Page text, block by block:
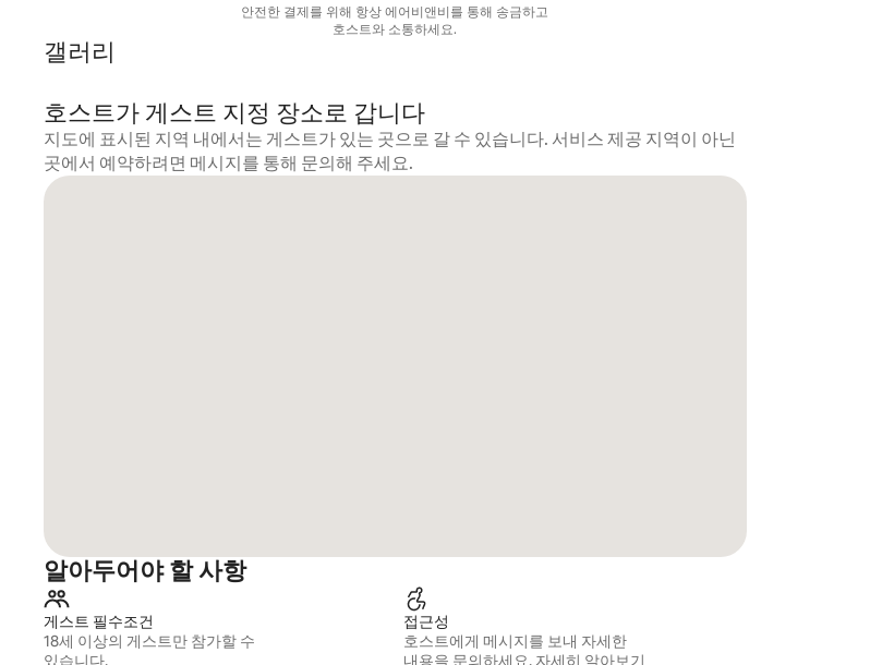
안전한 결제를 위해 항상 에어비앤비를 통해 송금하고
호스트와 소통하세요.
갤러리
호스트가 게스트 지정 장소로 갑니다
지도에 표시된 지역 내에서는 게스트가 있는 곳으로 갈 수 있습니다. 서비스 제공 지역이 아닌
곳에서 예약하려면 메시지를 통해 문의해 주세요.
알아두어야 할 사항
게스트 필수조건
18세 이상의 게스트만 참가할 수
있습니다.
접근성
호스트에게 메시지를 보내 자세한
내용을 문의하세요. 자세히 알아보기